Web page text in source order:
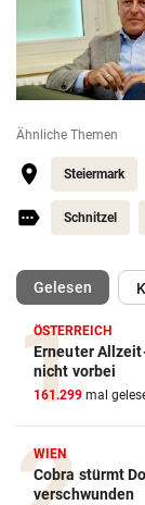
Ähnliche Themen
Steiermark
Schnitzel
Gelesen
ÖSTERREICH
Erneuter
nicht vorbei
161.299 mal
WIEN
Cobra stürmt
verschwunden